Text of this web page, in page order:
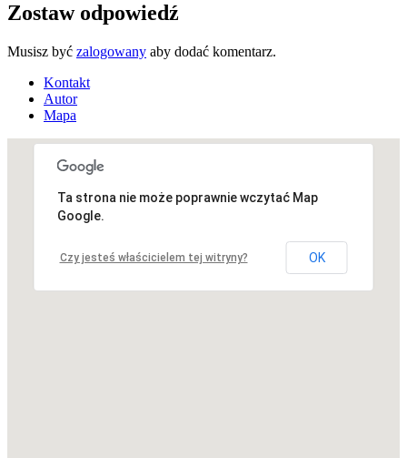
Zostaw odpowiedź
Musisz być zalogowany aby dodać komentarz.
Kontakt
Autor
Mapa
Niestety, adres nie został znaleziony.
Ta strona nie może poprawnie wczytać Map
Google.
Czy jesteś właścicielem tej witryny? OK